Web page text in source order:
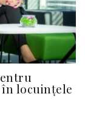
locuințele